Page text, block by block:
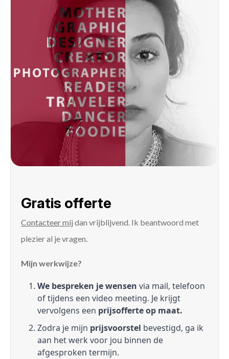
Gratis offerte
Contacteer mij dan vrijblijvend. Ik beantwoord met
plezier al je vragen.
Mijn werkwijze?
We bespreken je wensen via mail, telefoon
of tijdens een video meeting. Je krijgt
vervolgens een prijsofferte op maat.
Zodra je mijn prijsvoorstel bevestigd, ga ik
aan het werk voor jou binnen de
afgesproken termijn.